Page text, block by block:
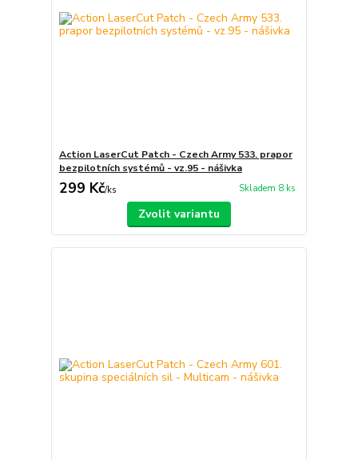
Action LaserCut Patch - Czech Army 533. prapor
bezpilotních systémů - vz.95 - nášivka
299 Kč/ks Skladem 8 ks
Zvolit variantu